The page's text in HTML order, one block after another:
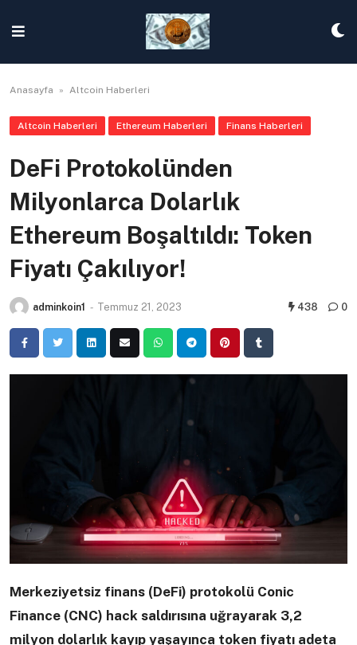
content
Anasayfa » Altcoin Haberleri
Altcoin Haberleri Ethereum Haberleri Finans Haberleri
DeFi Protokolünden
Milyonlarca Dolarlık
Ethereum Boşaltıldı: Token
Fiyatı Çakılıyor!
adminkoin1 - Temmuz 21, 2023 438 0
Merkeziyetsiz finans (DeFi) protokolü Conic
Finance (CNC) hack saldırısına uğrayarak 3,2
milyon dolarlık kayıp yaşayınca token fiyatı adeta